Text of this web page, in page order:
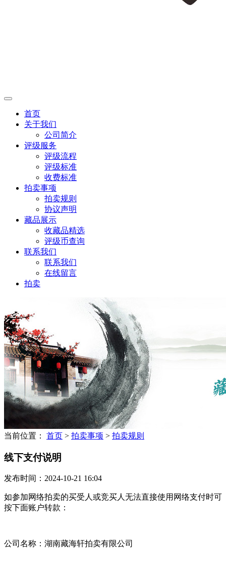
首页
关于我们
公司简介
评级服务
评级流程
评级标准
收费标准
拍卖事项
拍卖规则
协议声明
藏品展示
收藏品精选
评级币查询
联系我们
联系我们
在线留言
拍卖
当前位置： 首页 > 拍卖事项 > 拍卖规则
线下支付说明
发布时间：2024-10-21 16:04
如参加网络拍卖的买受人或竞买人无法直接使用网络支付时可
按下面账户转款：
公司名称：湖南藏海轩拍卖有限公司